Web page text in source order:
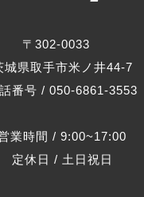
〒302-0033
城県取手市米ノ井44-7
番号 / 050-6861-3553
業時間 / 9:00~17:00
定休日 / 土日祝日